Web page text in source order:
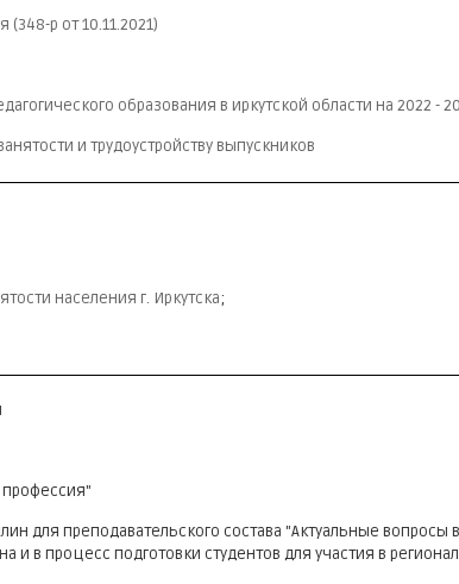
р от 10.11.2021)
образования в иркутской области на 2022 -
и трудоустройству выпускников
населения г. Иркутска;
для преподавательского состава "Актуальные
в процесс подготовки студентов для участия в